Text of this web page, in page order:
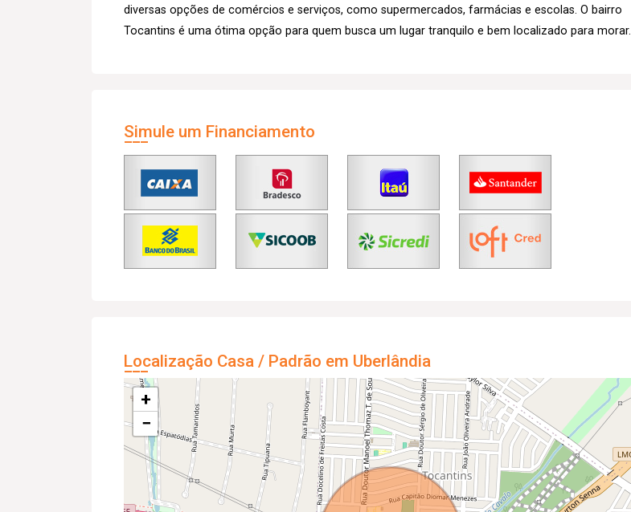
diversas opções de comércios e serviços, como supermercados, farmácias e escolas. O bairro
Tocantins é uma ótima opção para quem busca um lugar tranquilo e bem localizado para morar.
Simule um Financiamento
Localização Casa / Padrão em Uberlândia
+
−